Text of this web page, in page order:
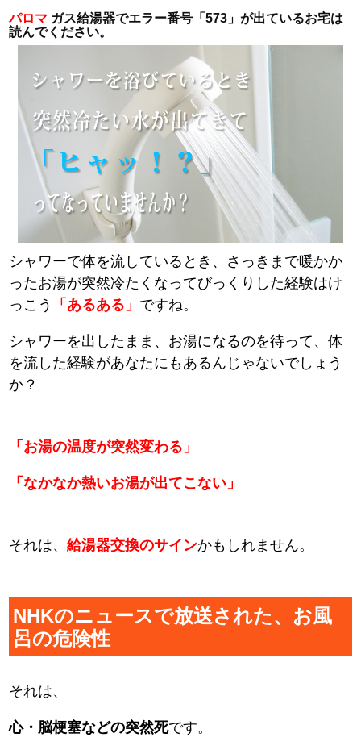
パロマ ガス給湯器でエラー番号「573」が出ているお宅は
読んでください。
シャワーで体を流しているとき、さっきまで暖かか
ったお湯が突然冷たくなってびっくりした経験はけ
っこう
「あるある」 ですね。
シャワーを出したまま、お湯になるのを待って、体
を流した経験があなたにもあるんじゃないでしょう
か？
「お湯の温度が突然変わる」
「なかなか熱いお湯が出てこない」
それは、給湯器交換のサインかもしれません。
NHKのニュースで放送された、お風
呂の危険性
それは、
心・脳梗塞などの突然死です。